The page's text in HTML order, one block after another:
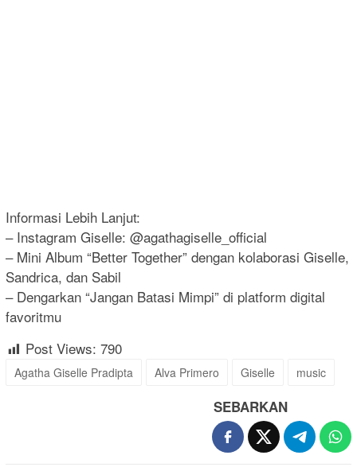
Informasi Lebih Lanjut:
– Instagram Giselle: @agathagiselle_official
– Mini Album “Better Together” dengan kolaborasi Giselle,
Sandrica, dan Sabil
– Dengarkan “Jangan Batasi Mimpi” di platform digital
favoritmu
Post Views: 790
Agatha Giselle Pradipta Alva Primero Giselle music
SEBARKAN